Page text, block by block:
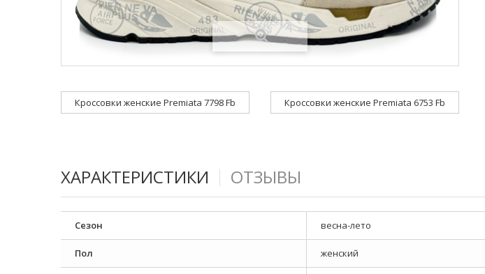
Кроссовки женские Premiata 7798 Fb Кроссовки женские Premiata 6753 Fb
ХАРАКТЕРИСТИКИ ОТЗЫВЫ
Сезон весна-лето
Пол женский